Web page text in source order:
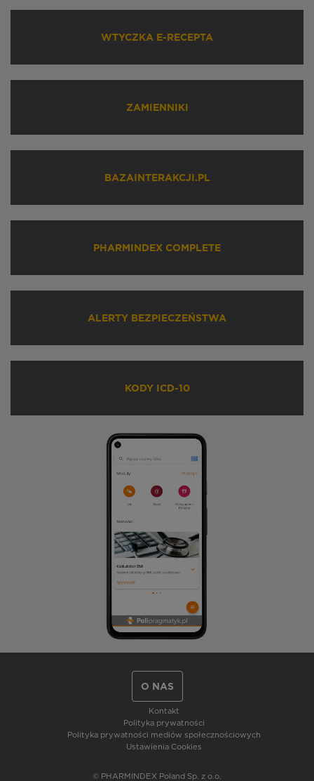
WTYCZKA E-RECEPTA
ZAMIENNIKI
BAZAINTERAKCJI.PL
PHARMINDEX COMPLETE
ALERTY BEZPIECZEŃSTWA
KODY ICD-10
O NAS
Kontakt
Polityka prywatności
Polityka prywatności mediów społecznościowych
Ustawienia Cookies
© PHARMINDEX Poland Sp. z o.o.